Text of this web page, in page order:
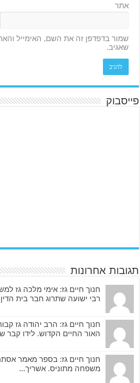
אתר
שמור בדפדפן זה את השם, האימייל
שאגיב.
פייסבוק
תגובות אחרונות
חנוך חיים גז: אימי מלכה גז
רבי ישועה שתרוג חבר בית
חנוך חיים גז: הרב יהודה גז
האור החיים הקדוש. לידו קבר
חנוך חיים גז: בספר מאמר
משפחה מתוניס. אשריך...